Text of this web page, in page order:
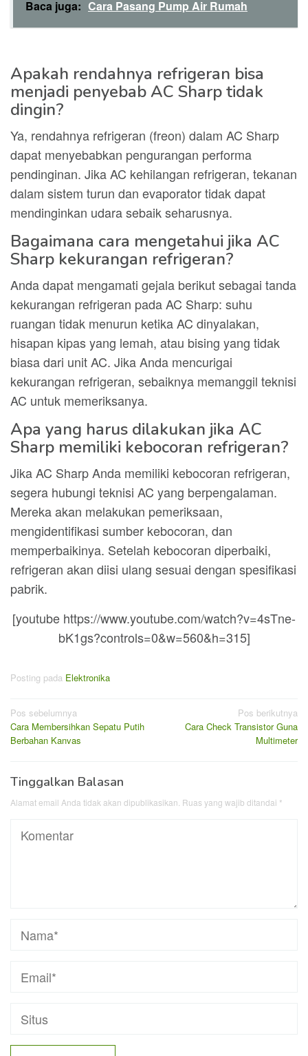
Baca juga: Cara Pasang Pump Air Rumah
Apakah rendahnya refrigeran bisa
menjadi penyebab AC Sharp tidak
dingin?
Ya, rendahnya refrigeran (freon) dalam AC Sharp
dapat menyebabkan pengurangan performa
pendinginan. Jika AC kehilangan refrigeran, tekanan
dalam sistem turun dan evaporator tidak dapat
mendinginkan udara sebaik seharusnya.
Bagaimana cara mengetahui jika AC
Sharp kekurangan refrigeran?
Anda dapat mengamati gejala berikut sebagai tanda
kekurangan refrigeran pada AC Sharp: suhu
ruangan tidak menurun ketika AC dinyalakan,
hisapan kipas yang lemah, atau bising yang tidak
biasa dari unit AC. Jika Anda mencurigai
kekurangan refrigeran, sebaiknya memanggil teknisi
AC untuk memeriksanya.
Apa yang harus dilakukan jika AC
Sharp memiliki kebocoran refrigeran?
Jika AC Sharp Anda memiliki kebocoran refrigeran,
segera hubungi teknisi AC yang berpengalaman.
Mereka akan melakukan pemeriksaan,
mengidentifikasi sumber kebocoran, dan
memperbaikinya. Setelah kebocoran diperbaiki,
refrigeran akan diisi ulang sesuai dengan spesifikasi
pabrik.
[youtube https://www.youtube.com/watch?v=4sTne-
bK1gs?controls=0&w=560&h=315]
Posting pada Elektronika
Navigasi
pos
Pos sebelumnya
Cara Membersihkan Sepatu Putih
Berbahan Kanvas
Pos berikutnya
Cara Check Transistor Guna
Multimeter
Tinggalkan Balasan
Alamat email Anda tidak akan dipublikasikan. Ruas yang wajib ditandai *